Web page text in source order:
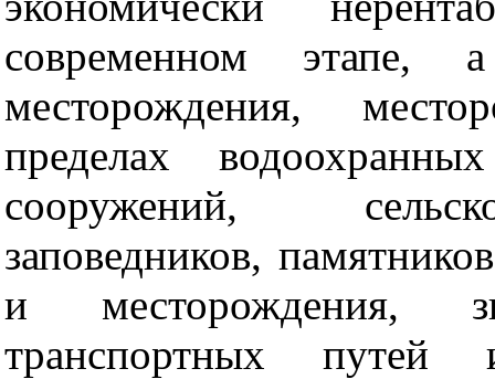
современном этапе, а
месторождения,
пределах
сооружений,
заповедников,
и месторождения,
транспортных